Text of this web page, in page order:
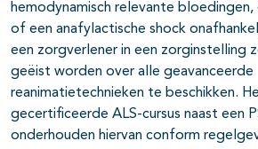
hemodynamisch relevante bloedingen,
of een anafylactische shock
een zorgverlener in een zorginstelling
geëist worden over alle geavanceerde
reanimatietechnieken te beschikken.
gecertificeerde ALS-cursus naast een
onderhouden hiervan conform